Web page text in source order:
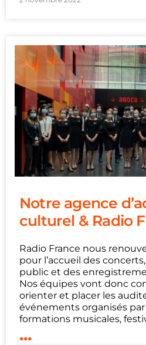
Notre agence
culturel & Radio
Radio France nous
pour l’accueil des
public et des
Nos équipes vont donc
orienter et placer les
événements organisés
formations musicales,
...